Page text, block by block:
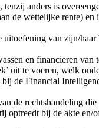
anders is
de wettelijke rente)
van zijn/
en financieren
uit te voeren, welk
de Financial
de rechtshandeling
optreedt bij de akte